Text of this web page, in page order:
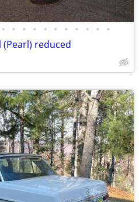
• • • • • • • • • • •
(Pearl) reduced